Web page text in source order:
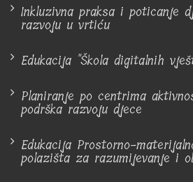
Inkluzivna praksa i poticanje
razvoju u vrtiću
Edukacija "Škola digitalnih
Planiranje po centrima
podrška razvoju djece
Edukacija Prostorno-
polazišta za razumijevanje i